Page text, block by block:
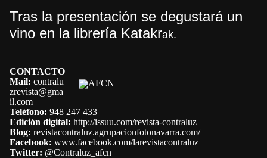
Tras la presentación se degustará un
vino en la librería Katakrak.
CONTACTO
Mail: contralu
zrevista@gma
il.com
Teléfono: 948 247 433
Edición digital: http://issuu.com/revista-contraluz
Blog: revistacontraluz.agrupacionfotonavarra.com/
Facebook: www.facebook.com/larevistacontraluz
Twitter: @Contraluz_afcn